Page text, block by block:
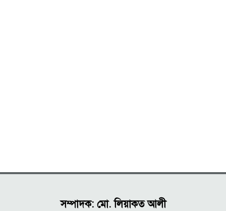
সম্পাদক: মো. লিয়াকত আলী